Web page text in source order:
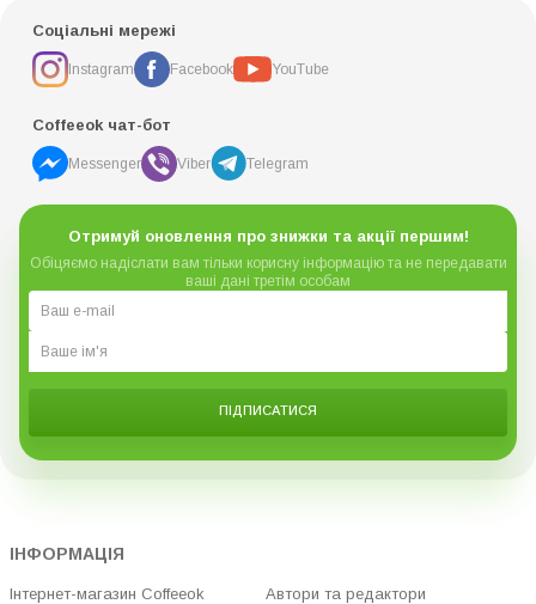
Соціальні мережі
Instagram Facebook YouTube
Coffeeok чат-бот
Messenger Viber Telegram
Отримуй оновлення про знижки та акції першим!
Обіцяємо надіслати вам тільки корисну інформацію та не передавати
ваші дані третім особам
ПІДПИСАТИСЯ
ІНФОРМАЦІЯ
Інтернет-магазин Coffeeok Автори та редактори